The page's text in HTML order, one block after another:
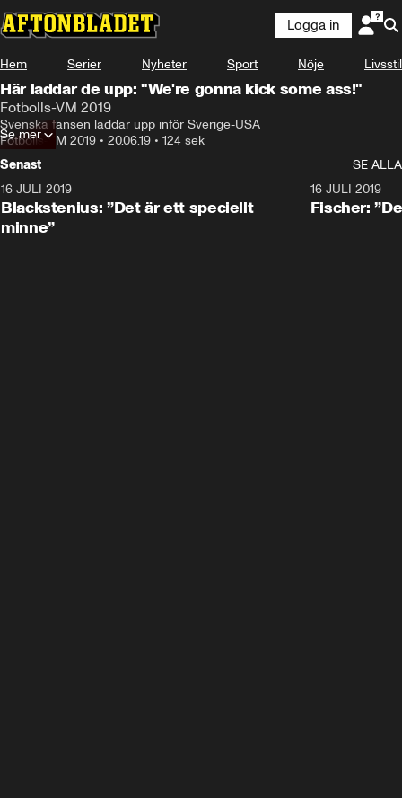
Logga in
Hem Serier Nyheter Sport Nöje Livsstil
Här laddar de upp: "We're gonna kick some ass!"
Fotbolls-VM 2019
Svenska fansen laddar upp inför Sverige-USA
Fotbolls-VM 2019 • 20.06.19 • 124 sek
Se mer
Senast
SE ALLA
16 JULI 2019
Blackstenius: ”Det är ett speciellt
minne”
16 JULI 2019
Fischer: